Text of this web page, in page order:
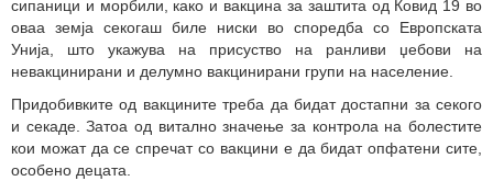
сипаници и морбили, како и вакцина за заштита од Ковид 19 во
оваа земја секогаш биле ниски во споредба со Европската
Унија, што укажува на присуство на ранливи џебови на
невакцинирани и делумно вакцинирани групи на население.
Придобивките од вакцините треба да бидат достапни за секого
и секаде. Затоа од витално значење за контрола на болестите
кои можат да се спречат со вакцини е да бидат опфатени сите,
особено децата.